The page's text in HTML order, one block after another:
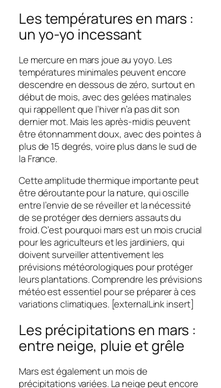
Les températures en mars :
un yo-yo incessant
Le mercure en mars joue au yoyo. Les
températures minimales peuvent encore
descendre en dessous de zéro, surtout en
début de mois, avec des gelées matinales
qui rappellent que l’hiver n’a pas dit son
dernier mot. Mais les après-midis peuvent
être étonnamment doux, avec des pointes à
plus de 15 degrés, voire plus dans le sud de
la France.
Cette amplitude thermique importante peut
être déroutante pour la nature, qui oscille
entre l’envie de se réveiller et la nécessité
de se protéger des derniers assauts du
froid. C’est pourquoi mars est un mois crucial
pour les agriculteurs et les jardiniers, qui
doivent surveiller attentivement les
prévisions météorologiques pour protéger
leurs plantations. Comprendre les prévisions
météo est essentiel pour se préparer à ces
variations climatiques. [externalLink insert]
Les précipitations en mars :
entre neige, pluie et grêle
Mars est également un mois de
précipitations variées. La neige peut encore